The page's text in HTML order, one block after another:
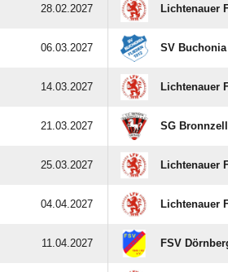
28.02.2027 Lichtenauer
06.03.2027 SV
14.03.2027 Lichtenauer
21.03.2027 SG Bronnzell
25.03.2027 Lichtenauer
04.04.2027 Lichtenauer
11.04.2027 FSV